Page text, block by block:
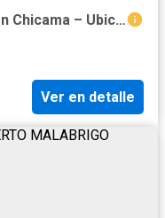
Venta de Casa Como Terreno en Chicama – Ubicación Estratégica
Ver en detalle